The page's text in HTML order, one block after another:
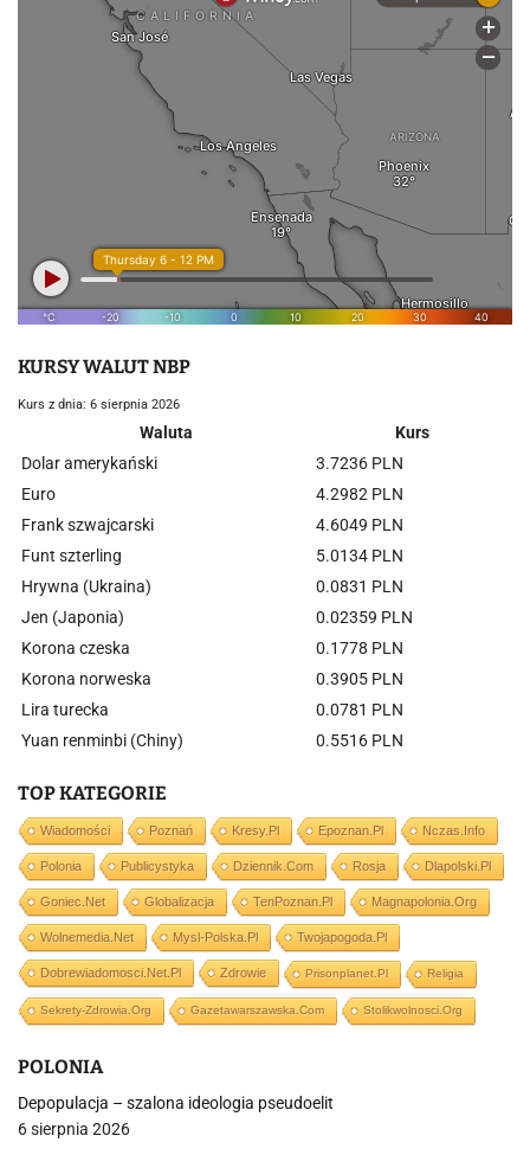
KURSY WALUT NBP
Kurs z dnia: 6 sierpnia 2026
Waluta
Kurs
Dolar amerykański
3.7236 PLN
Euro
4.2982 PLN
Frank szwajcarski
4.6049 PLN
Funt szterling
5.0134 PLN
Hrywna (Ukraina)
0.0831 PLN
Jen (Japonia)
0.02359 PLN
Korona czeska
0.1778 PLN
Korona norweska
0.3905 PLN
Lira turecka
0.0781 PLN
Yuan renminbi (Chiny)
0.5516 PLN
TOP KATEGORIE
Wiadomości Poznań Kresy.pl Epoznan.pl Nczas.info
Polonia Publicystyka Dziennik.com Rosja Dlapolski.pl
Goniec.net Globalizacja TenPoznan.pl Magnapolonia.org
Wolnemedia.net Mysl-Polska.pl Twojapogoda.pl
Dobrewiadomosci.net.pl Zdrowie Prisonplanet.pl Religia
Sekrety-Zdrowia.org Gazetawarszawska.com Stolikwolnosci.org
POLONIA
Depopulacja – szalona ideologia pseudoelit
6 sierpnia 2026